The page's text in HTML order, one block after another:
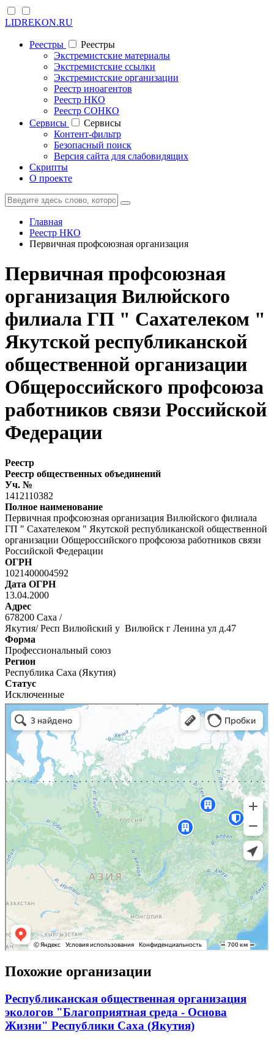
LIDREKON.RU
Реестры
Реестры
Экстремистские материалы
Экстремистские ссылки
Экстремистские организации
Реестр иноагентов
Реестр НКО
Реестр СОНКО
Cервисы
Cервисы
Контент-фильтр
Безопасный поиск
Версия сайта для слабовидящих
Скрипты
О проекте
Главная
Реестр НКО
Первичная профсоюзная организация
Первичная профсоюзная
организация Вилюйского
филиала ГП " Сахателеком "
Якутской республиканской
общественной организации
Общероссийского профсоюза
работников связи Российской
Федерации
Реестр
Реестр общественных объединений
Уч. №
1412110382
Полное наименование
Первичная профсоюзная организация Вилюйского филиала
ГП " Сахателеком " Якутской республиканской общественной
организации Общероссийского профсоюза работников связи
Российской Федерации
ОГРН
1021400004592
Дата ОГРН
13.04.2000
Адрес
678200 Саха /
Якутия/ Респ Вилюйский у Вилюйск г Ленина ул д.47
Форма
Профессиональный союз
Регион
Республика Саха (Якутия)
Статус
Исключенные
Похожие организации
Республиканская общественная организация
экологов "Благоприятная среда - Основа
Жизни" Республики Саха (Якутия)